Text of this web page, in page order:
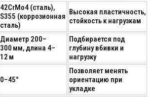
42CrMo4 (сталь),
S355 (коррозионная
сталь)
Высокая пластичность,
стойкость к нагрузкам
Диаметр 200–
300 мм, длина 4–
12 м
Подбирается под
глубину вбивки и
нагрузку
0–45°
Позволяет менять
ориентацию при
укладке